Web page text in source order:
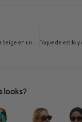
Náuticos y Renata beige en un outfit muy casual
looks?